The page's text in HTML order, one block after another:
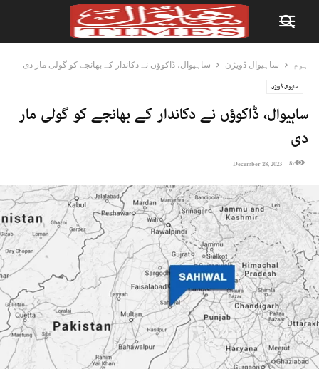
ہوم ساہیوال ڈویژن ساہیوال، ڈاکوؤں نے دکاندار کے بھانجے کو گولی مار دی
ساہیوال ڈویژن
ساہیوال، ڈاکوؤں نے دکاندار کے بھانجے کو گولی مار
دی
December 28, 2023 87